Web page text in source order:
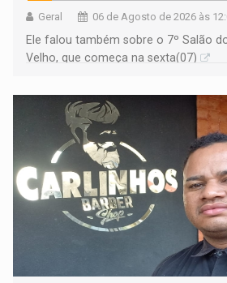
Geral 06 de Agosto de 2026 às
Ele falou também sobre o 7º Salão
Velho, que começa na sexta(07)